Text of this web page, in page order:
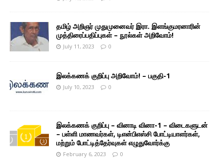
தமிழ் அறிஞர் முதுமுனைவர் இரா. இளங்குமரனாரின்
முத்திரைப்பதிப்புகள் – நூல்கள் அறிவோம்!
July 11, 2023 0
இலக்கணக் குறிப்பு அறிவோம்! – பகுதி-1
July 10, 2023 0
இலக்கணக் குறிப்பு – வினாடி வினா-1 – விடைகளுடன்
– பள்ளி மாணவர்கள், டிஎன்பிஎஸ்சி போட்டியாளர்கள்,
மற்றும் போட்டித்தேர்வுகள் எழுதுவோர்க்கு
February 6, 2023 0